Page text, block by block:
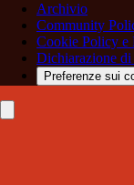
Archivio
Community
Cookie Policy e
Dichiarazione di
Preferenze sui